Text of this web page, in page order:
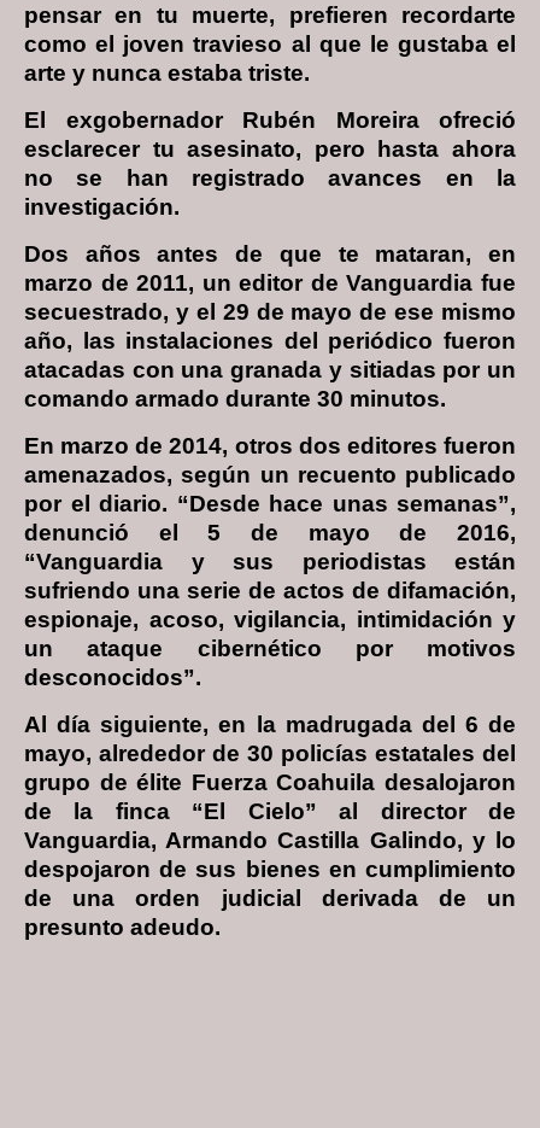
pensar en tu muerte, prefieren recordarte
como el joven travieso al que le gustaba el
arte y nunca estaba triste.
El exgobernador Rubén Moreira ofreció
esclarecer tu asesinato, pero hasta ahora
no se han registrado avances en la
investigación.
Dos años antes de que te mataran, en
marzo de 2011, un editor de Vanguardia fue
secuestrado, y el 29 de mayo de ese mismo
año, las instalaciones del periódico fueron
atacadas con una granada y sitiadas por un
comando armado durante 30 minutos.
En marzo de 2014, otros dos editores fueron
amenazados, según un recuento publicado
por el diario. “Desde hace unas semanas”,
denunció el 5 de mayo de 2016,
“Vanguardia y sus periodistas están
sufriendo una serie de actos de difamación,
espionaje, acoso, vigilancia, intimidación y
un ataque cibernético por motivos
desconocidos”.
Al día siguiente, en la madrugada del 6 de
mayo, alrededor de 30 policías estatales del
grupo de élite Fuerza Coahuila desalojaron
de la finca “El Cielo” al director de
Vanguardia, Armando Castilla Galindo, y lo
despojaron de sus bienes en cumplimiento
de una orden judicial derivada de un
presunto adeudo.